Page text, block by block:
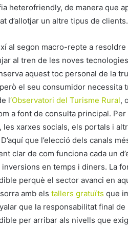
heterofriendly, de manera que
d’allotjar un altre tipus de clients.
al segon macro-repte a
al tren de les noves
aquest toc personal de la
el seu consumidor necessita
l‘Observatori del Turisme Rural,
a font de consulta principal.
les xarxes socials, els portals i
que l’elecció dels canals
clar de com funciona cada un
inversions en temps i diners. La
perquè el sector avanci en
amb els tallers gratuïts que
que la responsabilitat final
per arribar als nivells que